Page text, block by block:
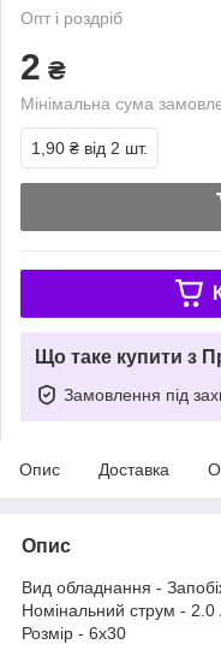
Опт і роздріб
2 ₴
Мінімальна сума
1,90 ₴ від 2 шт.
Що таке купити з
Замовлення під
Опис Доставка
Опис
Вид обладнання -
Номінальний струм - 2.0
Розмір - 6х30